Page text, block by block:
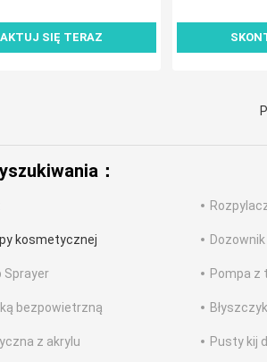
SIĘ TERAZ
：
kosmetycznej
Sprayer Pompa z
bezpowietrzną
z akrylu Pusty kij